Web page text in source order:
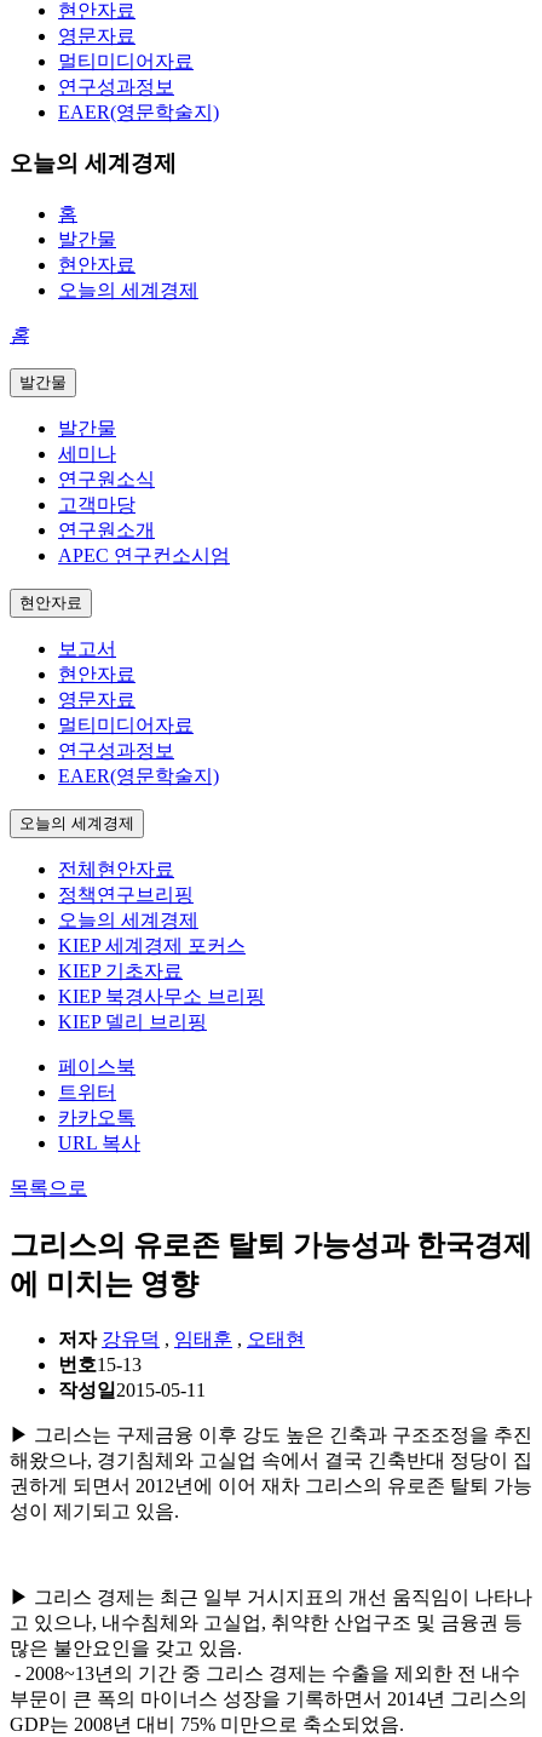
현안자료
영문자료
멀티미디어자료
연구성과정보
EAER(영문학술지)
오늘의 세계경제
홈
발간물
현안자료
오늘의 세계경제
홈
발간물
발간물
세미나
연구원소식
고객마당
연구원소개
APEC 연구컨소시엄
현안자료
보고서
현안자료
영문자료
멀티미디어자료
연구성과정보
EAER(영문학술지)
오늘의 세계경제
전체현안자료
정책연구브리핑
오늘의 세계경제
KIEP 세계경제 포커스
KIEP 기초자료
KIEP 북경사무소 브리핑
KIEP 델리 브리핑
페이스북
트위터
카카오톡
URL 복사
목록으로
그리스의 유로존 탈퇴 가능성과 한국경제
에 미치는 영향
저자 강유덕 , 임태훈 , 오태현
번호15-13
작성일 2015-05-11
▶ 그리스는 구제금융 이후 강도 높은 긴축과 구조조정을 추진
해왔으나, 경기침체와 고실업 속에서 결국 긴축반대 정당이 집
권하게 되면서 2012년에 이어 재차 그리스의 유로존 탈퇴 가능
성이 제기되고 있음.
▶ 그리스 경제는 최근 일부 거시지표의 개선 움직임이 나타나
고 있으나, 내수침체와 고실업, 취약한 산업구조 및 금융권 등
많은 불안요인을 갖고 있음.
- 2008~13년의 기간 중 그리스 경제는 수출을 제외한 전 내수
부문이 큰 폭의 마이너스 성장을 기록하면서 2014년 그리스의
GDP는 2008년 대비 75% 미만으로 축소되었음.